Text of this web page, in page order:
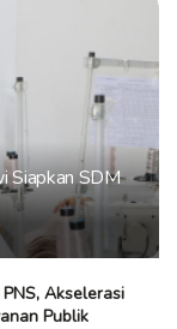
Siapkan SDM
Akselerasi
Publik